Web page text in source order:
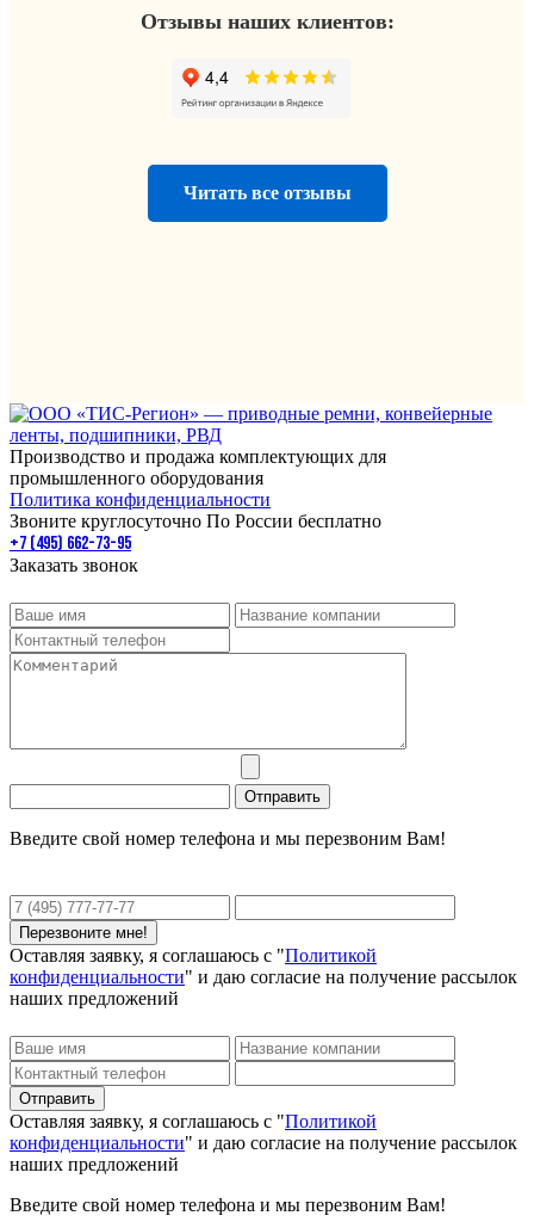
Отзывы наших клиентов:
Читать все отзывы
Производство и продажа комплектующих для
промышленного оборудования
Политика конфиденциальности
Звоните круглосуточно По России бесплатно
+7 (495) 662-73-95
Заказать звонок
Введите свой номер телефона и мы перезвоним Вам!
Оставляя заявку, я соглашаюсь с "Политикой
конфиденциальности" и даю согласие на получение рассылок
наших предложений
Оставляя заявку, я соглашаюсь с "Политикой
конфиденциальности" и даю согласие на получение рассылок
наших предложений
Введите свой номер телефона и мы перезвоним Вам!